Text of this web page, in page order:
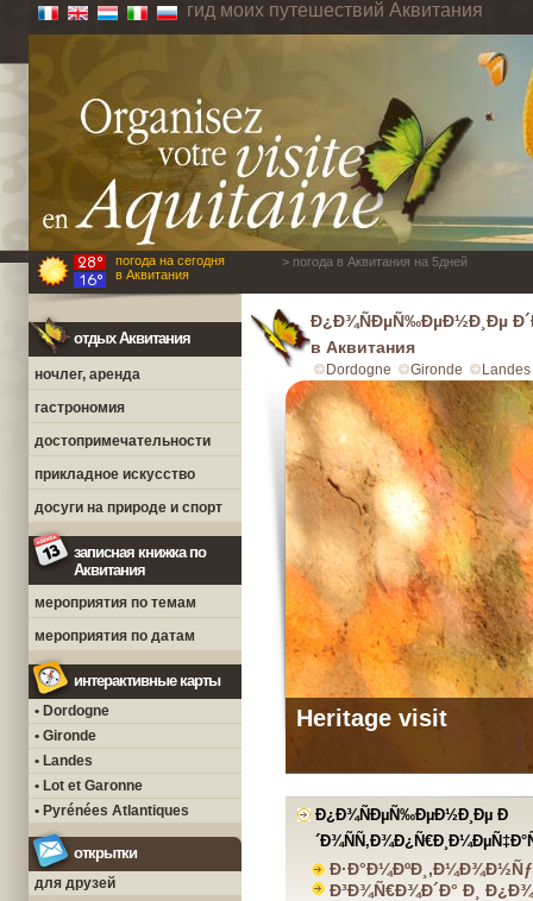
гид моих путешествий Аквитания
погода на сегодня
в Аквитания
> погода в Аквитания на 5дней
отдых Аквитания
ночлег, аренда
гастрономия
достопримечательности
прикладное искусство
досуги на природе и спорт
записная книжка по
Аквитания
мероприятия по темам
мероприятия по датам
интерактивные карты
• Dordogne
• Gironde
• Landes
• Lot et Garonne
• Pyrénées Atlantiques
открытки
для друзей
Ð¿Ð¾ÑÐµÑ‰ÐµÐ½Ð¸Ðµ
в Аквитания
Dordogne Gironde Landes
Heritage visit
Ð¿Ð¾ÑÐµÑ‰ÐµÐ½Ð¸Ðµ Ð
Ð³Ð¾Ñ€Ð¾Ð´Ð° Ð¸